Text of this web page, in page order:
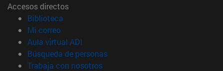
Accesos directos
Biblioteca
Mi correo(abre en nueva ventana)
Aula virtual ADI
Búsqueda de personas(abre en nueva ventana)
Trabaja con nosotros(abre en nueva ventana)